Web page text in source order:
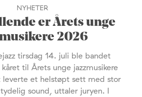
NYHETER
er Årets unge
2026
tirsdag 14. juli ble bandet
til Årets unge jazzmusikere
et helstøpt sett med stor
sound, uttaler juryen. I